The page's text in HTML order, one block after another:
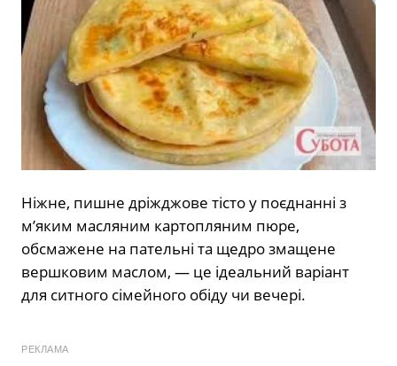
Ніжне, пишне дріжджове тісто у поєднанні з
м’яким масляним картопляним пюре,
обсмажене на пательні та щедро змащене
вершковим маслом, — це ідеальний варіант
для ситного сімейного обіду чи вечері.
РЕКЛАМА